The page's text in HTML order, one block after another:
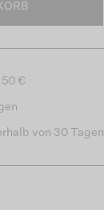
50 €
von 30 Tagen